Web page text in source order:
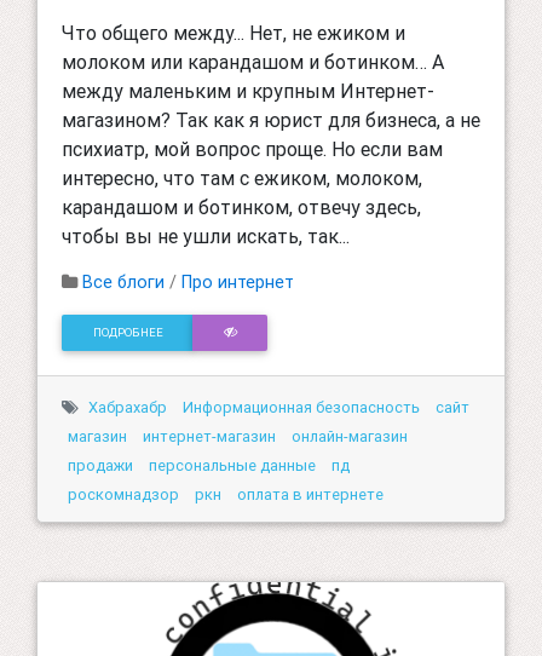
Что общего между... Нет, не ежиком и
молоком или карандашом и ботинком… А
между маленьким и крупным Интернет-
магазином? Так как я юрист для бизнеса, а не
психиатр, мой вопрос проще. Но если вам
интересно, что там с ежиком, молоком,
карандашом и ботинком, отвечу здесь,
чтобы вы не ушли искать, так...
Все блоги / Про интернет
ПОДРОБНЕЕ
Хабрахабр Информационная безопасность
сайт
магазин
интернет-магазин
онлайн-магазин
продажи
персональные данные
пд
роскомнадзор
ркн оплата в интернете